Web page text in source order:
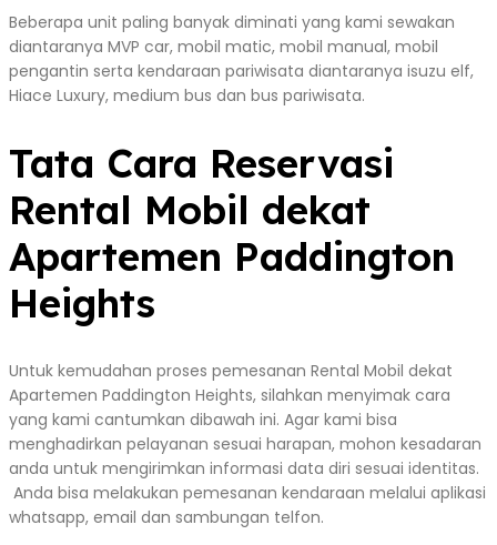
Beberapa unit paling banyak diminati yang kami sewakan
diantaranya MVP car, mobil matic, mobil manual, mobil
pengantin serta kendaraan pariwisata diantaranya isuzu elf,
Hiace Luxury, medium bus dan bus pariwisata.
Tata Cara Reservasi
Rental Mobil dekat
Apartemen Paddington
Heights
Untuk kemudahan proses pemesanan Rental Mobil dekat
Apartemen Paddington Heights, silahkan menyimak cara
yang kami cantumkan dibawah ini. Agar kami bisa
menghadirkan pelayanan sesuai harapan, mohon kesadaran
anda untuk mengirimkan informasi data diri sesuai identitas.
Anda bisa melakukan pemesanan kendaraan melalui aplikasi
whatsapp, email dan sambungan telfon.